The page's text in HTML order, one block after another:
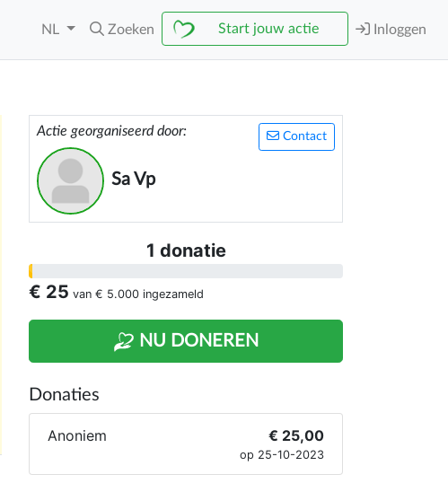
NL Zoeken Start jouw actie Inloggen
Contact
Actie georganiseerd door:
Sa Vp
1 donatie
€ 25 van € 5.000 ingezameld
NU DONEREN
Donaties
Anoniem € 25,00
op 25-10-2023